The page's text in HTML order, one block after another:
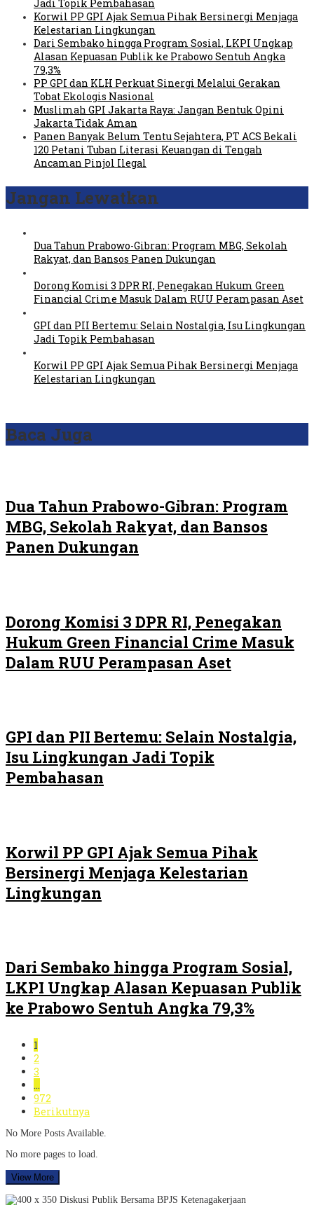
Jadi Topik Pembahasan
Korwil PP GPI Ajak Semua Pihak Bersinergi Menjaga
Kelestarian Lingkungan
Dari Sembako hingga Program Sosial, LKPI Ungkap
Alasan Kepuasan Publik ke Prabowo Sentuh Angka
79,3%
PP GPI dan KLH Perkuat Sinergi Melalui Gerakan
Tobat Ekologis Nasional
Muslimah GPI Jakarta Raya: Jangan Bentuk Opini
Jakarta Tidak Aman
Panen Banyak Belum Tentu Sejahtera, PT ACS Bekali
120 Petani Tuban Literasi Keuangan di Tengah
Ancaman Pinjol Ilegal
Jangan Lewatkan
Dua Tahun Prabowo-Gibran: Program MBG, Sekolah
Rakyat, dan Bansos Panen Dukungan
Dorong Komisi 3 DPR RI, Penegakan Hukum Green
Financial Crime Masuk Dalam RUU Perampasan Aset
GPI dan PII Bertemu: Selain Nostalgia, Isu Lingkungan
Jadi Topik Pembahasan
Korwil PP GPI Ajak Semua Pihak Bersinergi Menjaga
Kelestarian Lingkungan
Baca Juga
Dua Tahun Prabowo-Gibran: Program
MBG, Sekolah Rakyat, dan Bansos
Panen Dukungan
Dorong Komisi 3 DPR RI, Penegakan
Hukum Green Financial Crime Masuk
Dalam RUU Perampasan Aset
GPI dan PII Bertemu: Selain Nostalgia,
Isu Lingkungan Jadi Topik
Pembahasan
Korwil PP GPI Ajak Semua Pihak
Bersinergi Menjaga Kelestarian
Lingkungan
Dari Sembako hingga Program Sosial,
LKPI Ungkap Alasan Kepuasan Publik
ke Prabowo Sentuh Angka 79,3%
1
2
3
…
972
Berikutnya
No More Posts Available.
No more pages to load.
View More